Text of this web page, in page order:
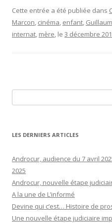
Cette entrée a été publiée dans
Marcon, cinéma, enfant,
internat, mère, le 3 décembre
LES DERNIERS ARTICLES
Androcur, audience du 7 avril
2025
Androcur, nouvelle étape
A la une de L’informé
Devine qui c’est… Histoire de
Une nouvelle étape judiciaire